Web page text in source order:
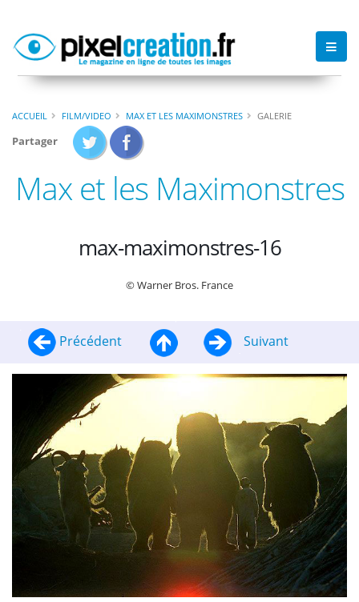
ACCUEIL FILM/VIDEO MAX ET LES MAXIMONSTRES GALERIE
Partager
Max et les Maximonstres
max-maximonstres-16
© Warner Bros. France
Précédent Suivant